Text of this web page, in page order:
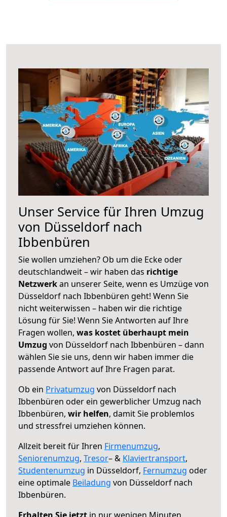
Unser Service für Ihren Umzug
von Düsseldorf nach
Ibbenbüren
Sie wollen umziehen? Ob um die Ecke oder
deutschlandweit – wir haben das richtige
Netzwerkan unserer Seite, wenn es Umzüge von
Düsseldorf nach Ibbenbüren geht! Wenn Sie
nicht weiterwissen – haben wir die richtige
Lösung für Sie! Wenn Sie Antworten auf Ihre
Fragen wollen, was kostet überhaupt mein
Umzug von Düsseldorf nach Ibbenbüren – dann
wählen Sie sie uns, denn wir haben immer die
passende Antwort auf Ihre Fragen parat.
Ob ein Privatumzug von Düsseldorf nach
Ibbenbüren oder ein gewerblicher Umzug nach
Ibbenbüren, wir helfen, damit Sie problemlos
und stressfrei umziehen können.
Allzeit bereit für Ihren Firmenumzug,
Seniorenumzug, Tresor– & Klaviertransport,
Studentenumzug in Düsseldorf, Fernumzug oder
eine optimale Beiladung von Düsseldorf nach
Ibbenbüren.